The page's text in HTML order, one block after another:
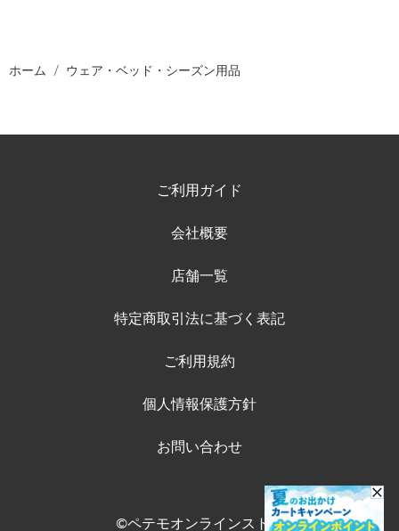
ホーム ウェア・ベッド・シーズン用品
ご利用ガイド
会社概要
店舗一覧
特定商取引法に基づく表記
ご利用規約
個人情報保護方針
お問い合わせ
©ペテモオンラインストア